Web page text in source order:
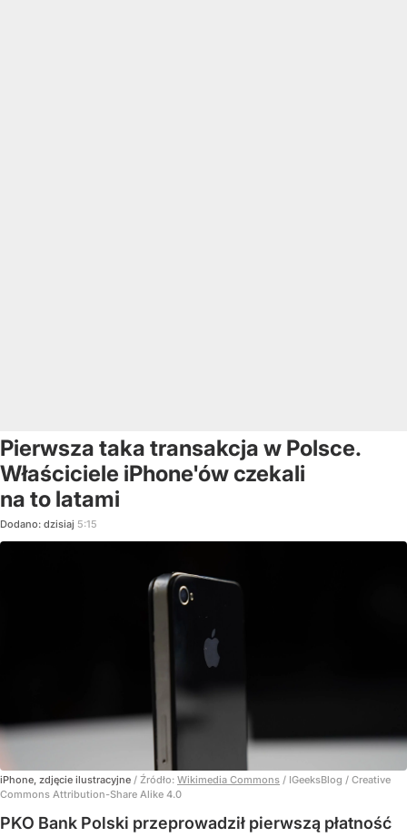
Pierwsza taka transakcja w Polsce.
Właściciele iPhone'ów czekali
na to latami
Dodano: dzisiaj 5:15
iPhone, zdjęcie ilustracyjne / Źródło: Wikimedia Commons / IGeeksBlog / Creative
Commons Attribution-Share Alike 4.0
PKO Bank Polski przeprowadził pierwszą płatność